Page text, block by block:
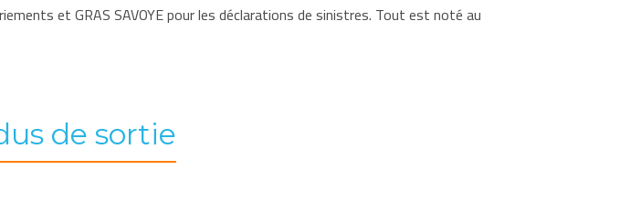
et GRAS SAVOYE pour les déclarations de sinistres. Tout est noté au
de sortie